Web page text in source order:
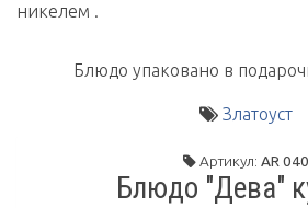
никелем .
Блюдо упаковано в
Златоуст
Артикул: AR 040
Блюдо "Дева"